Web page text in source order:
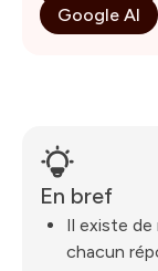
Google AI
En bref
Il existe
chacun